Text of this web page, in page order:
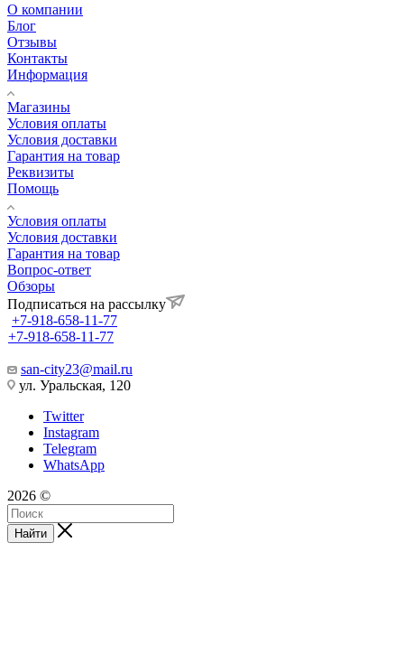
О компании
Блог
Отзывы
Контакты
Информация
Магазины
Условия оплаты
Условия доставки
Гарантия на товар
Реквизиты
Помощь
Условия оплаты
Условия доставки
Гарантия на товар
Вопрос-ответ
Обзоры
Подписаться на рассылку
+7-918-658-11-77
+7-918-658-11-77
san-city23@mail.ru
ул. Уральская, 120
Twitter
Instagram
Telegram
WhatsApp
2026 ©
Найти